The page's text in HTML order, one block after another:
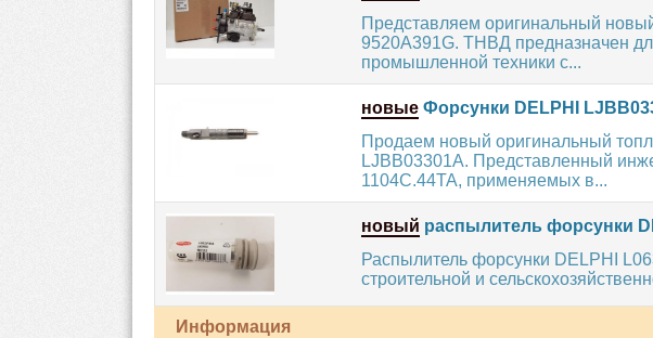
Представляем оригинальный
9520A391G. ТНВД предназначен
промышленной техники с...
новые Форсунки DELPHI
Продаем новый оригинальный
LJBB03301A. Представленный
1104C.44TA, применяемых в...
новый распылитель форсунки
Распылитель форсунки DELPHI
строительной и
Информация